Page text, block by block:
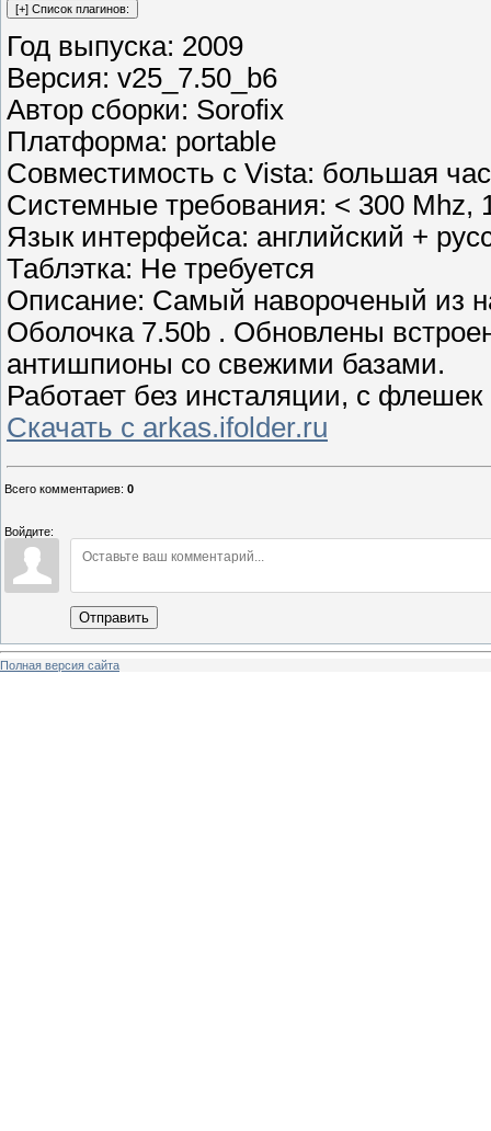
Год выпуска: 2009
Версия: v25_7.50_b6
Автор сборки: Sorofix
Платформа: portable
Совместимость с Vista: большая
Системные требования: < 300 Mhz,
Язык интерфейса: английский +
Таблэтка: Не требуется
Описание: Самый навороченый из
Оболочка 7.50b . Обновлены
антишпионы со свежими базами.
Работает без инсталяции, с
Скачать с arkas.ifolder.ru
Всего комментариев: 0
Войдите:
Отправить
Полная версия сайта